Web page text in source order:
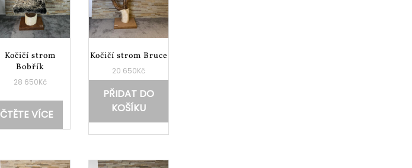
Kočičí strom
Bobřík
28 650Kč
ČTĚTE VÍCE
Kočičí strom Bruce
20 650Kč
PŘIDAT DO
KOŠÍKU